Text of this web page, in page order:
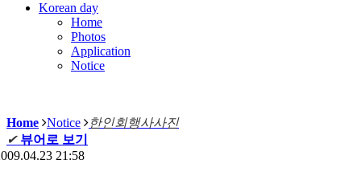
Korean day
Home
Photos
Application
Notice
Home Notice
한인회행사사진
✔ 뷰어로 보기
21:58